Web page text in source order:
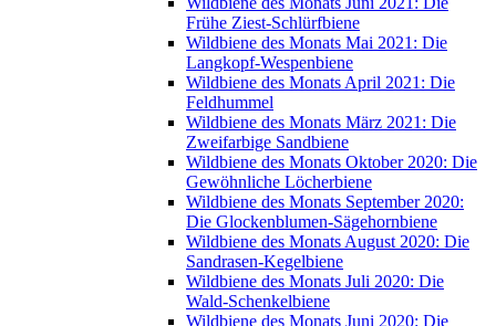
Frühe Ziest-Schlürfbiene
Wildbiene des Monats Mai 2021: Die
Langkopf-Wespenbiene
Wildbiene des Monats April 2021: Die
Feldhummel
Wildbiene des Monats März 2021: Die
Zweifarbige Sandbiene
Wildbiene des Monats Oktober 2020: Die
Gewöhnliche Löcherbiene
Wildbiene des Monats September 2020:
Die Glockenblumen-Sägehornbiene
Wildbiene des Monats August 2020: Die
Sandrasen-Kegelbiene
Wildbiene des Monats Juli 2020: Die
Wald-Schenkelbiene
Wildbiene des Monats Juni 2020: Die